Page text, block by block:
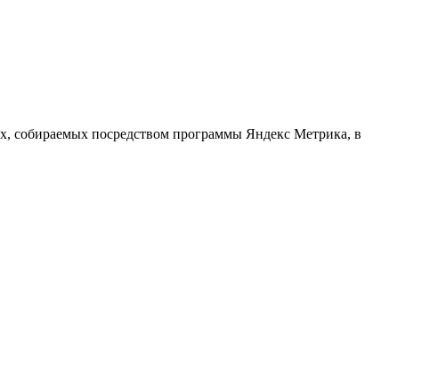
собираемых посредством программы Яндекс Метрика, в